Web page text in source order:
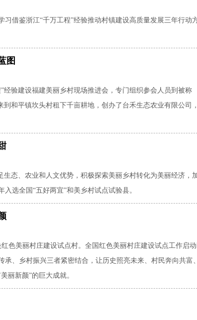
借鉴浙江“千万工程”经验推动村镇建设高质量发展三年行动
图
经验建设福建美丽乡村现场推进会，专门组织参会人员到被称
和平镇坎头村租下千亩耕地，创办了台禾生态农业有限公司，
生态、农业和人文优势，积极探索美丽乡村转化为美丽经济，
选全国“五好两宜”和美乡村试点试验县。
色美丽村庄建设试点村。全国红色美丽村庄建设试点工作启
、乡村振兴三者紧密结合，让历史照亮未来、村民奔向共富、
丽新颜”的巨大成就。